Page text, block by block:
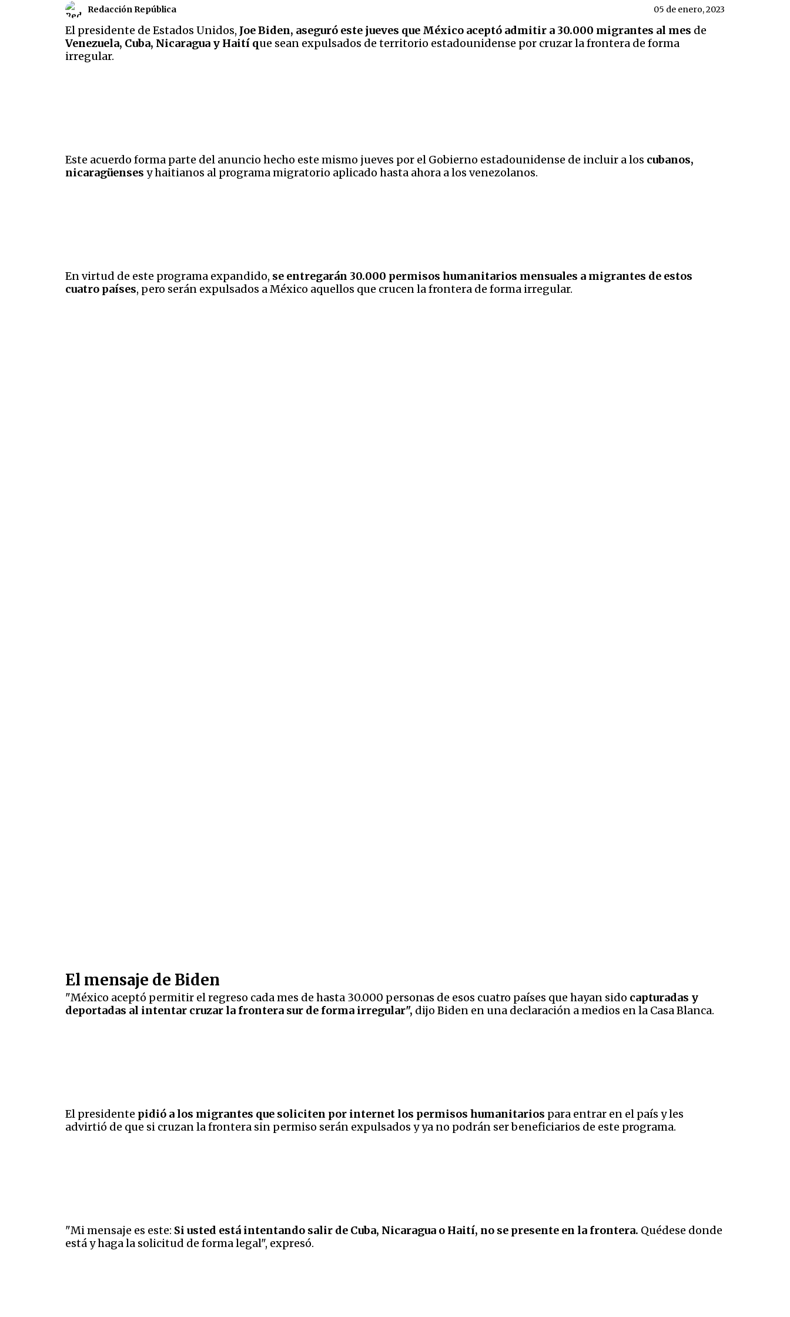
Redacción República 05 de enero, 2023
El presidente de Estados Unidos, Joe Biden, aseguró este jueves que México aceptó admitir a 30.000 migrantes al mes de
Venezuela, Cuba, Nicaragua y Haití que sean expulsados de territorio estadounidense por cruzar la frontera de forma
irregular.
Este acuerdo forma parte del anuncio hecho este mismo jueves por el Gobierno estadounidense de incluir a los cubanos,
nicaragüenses y haitianos al programa migratorio aplicado hasta ahora a los venezolanos.
En virtud de este programa expandido, se entregarán 30.000 permisos humanitarios mensuales a migrantes de estos
cuatro países, pero serán expulsados a México aquellos que crucen la frontera de forma irregular.
El mensaje de Biden
"México aceptó permitir el regreso cada mes de hasta 30.000 personas de esos cuatro países que hayan sido capturadas y
deportadas al intentar cruzar la frontera sur de forma irregular", dijo Biden en una declaración a medios en la Casa Blanca.
El presidente pidió a los migrantes que soliciten por internet los permisos humanitarios para entrar en el país y les
advirtió de que si cruzan la frontera sin permiso serán expulsados y ya no podrán ser beneficiarios de este programa.
"Mi mensaje es este: Si usted está intentando salir de Cuba, Nicaragua o Haití, no se presente en la frontera. Quédese donde
está y haga la solicitud de forma legal", expresó.